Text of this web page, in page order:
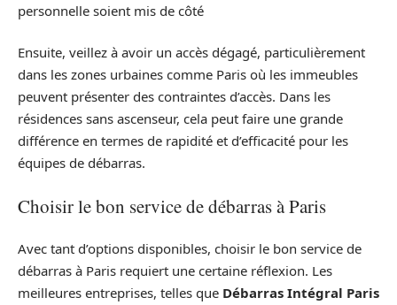
personnelle soient mis de côté
Ensuite, veillez à avoir un accès dégagé, particulièrement
dans les zones urbaines comme Paris où les immeubles
peuvent présenter des contraintes d’accès. Dans les
résidences sans ascenseur, cela peut faire une grande
différence en termes de rapidité et d’efficacité pour les
équipes de débarras.
Choisir le bon service de débarras à Paris
Avec tant d’options disponibles, choisir le bon service de
débarras à Paris requiert une certaine réflexion. Les
meilleures entreprises, telles que Débarras Intégral Paris